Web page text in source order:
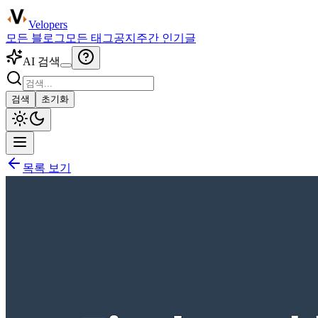
Velopers
모든 블로그 모든 태그공지 주간 인기글
AI 검색
검색 초기화
목록 보기